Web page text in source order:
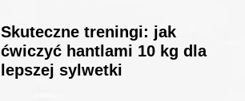
Skuteczne treningi: jak
ćwiczyć hantlami 10 kg dla
lepszej sylwetki